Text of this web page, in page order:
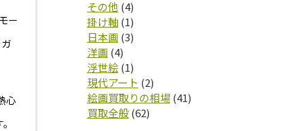
ー
心
その他 (4)
掛け軸(1)
日本画(3)
洋画(4)
浮世絵(1)
現代アート (2)
絵画買取りの相場(41)
買取全般(62)